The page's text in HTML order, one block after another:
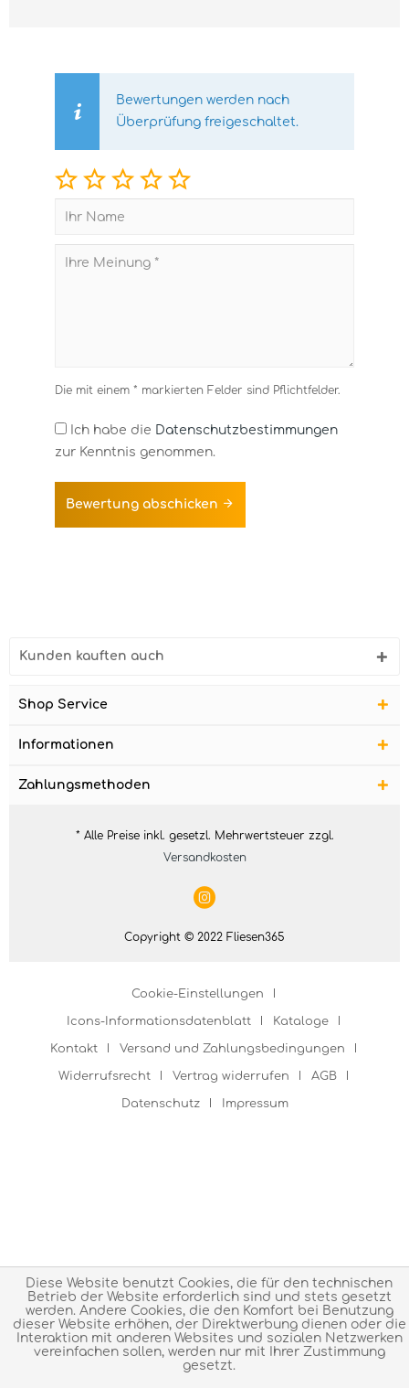
Bewertungen werden nach
Überprüfung freigeschaltet.
Die mit einem * markierten Felder sind Pflichtfelder.
Ich habe die Datenschutzbestimmungen
zur Kenntnis genommen.
Bewertung abschicken
Kunden kauften auch
Shop Service
Informationen
Zahlungsmethoden
* Alle Preise inkl. gesetzl. Mehrwertsteuer zzgl.
Versandkosten
Copyright © 2022 Fliesen365
Cookie-Einstellungen
Icons-Informationsdatenblatt Kataloge
Kontakt Versand und Zahlungsbedingungen
Widerrufsrecht Vertrag widerrufen AGB
Datenschutz Impressum
Diese Website benutzt Cookies, die für den technischen
Betrieb der Website erforderlich sind und stets gesetzt
werden. Andere Cookies, die den Komfort bei Benutzung
dieser Website erhöhen, der Direktwerbung dienen oder die
Interaktion mit anderen Websites und sozialen Netzwerken
vereinfachen sollen, werden nur mit Ihrer Zustimmung
gesetzt.